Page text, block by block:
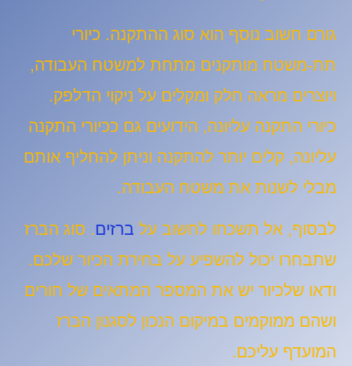
גורם חשוב נוסף הוא סוג ההתקנה. כיורי
תת-משטח מותקנים מתחת למשטח העבודה,
ויוצרים מראה חלק ומקלים על ניקוי הדלפק.
כיורי התקנה עליונה, הידועים גם ככיורי התקנה
עליונה, קלים יותר להתקנה וניתן להחליף אותם
מבלי לשנות את משטח העבודה.
לבסוף, אל תשכחו לחשוב על ברזים. סוג הברז
שתבחרו יכול להשפיע על בחירת הכיור שלכם.
ודאו שלכיור יש את המספר המתאים של חורים
ושהם ממוקמים במיקום הנכון לסגנון הברז
המועדף עליכם.